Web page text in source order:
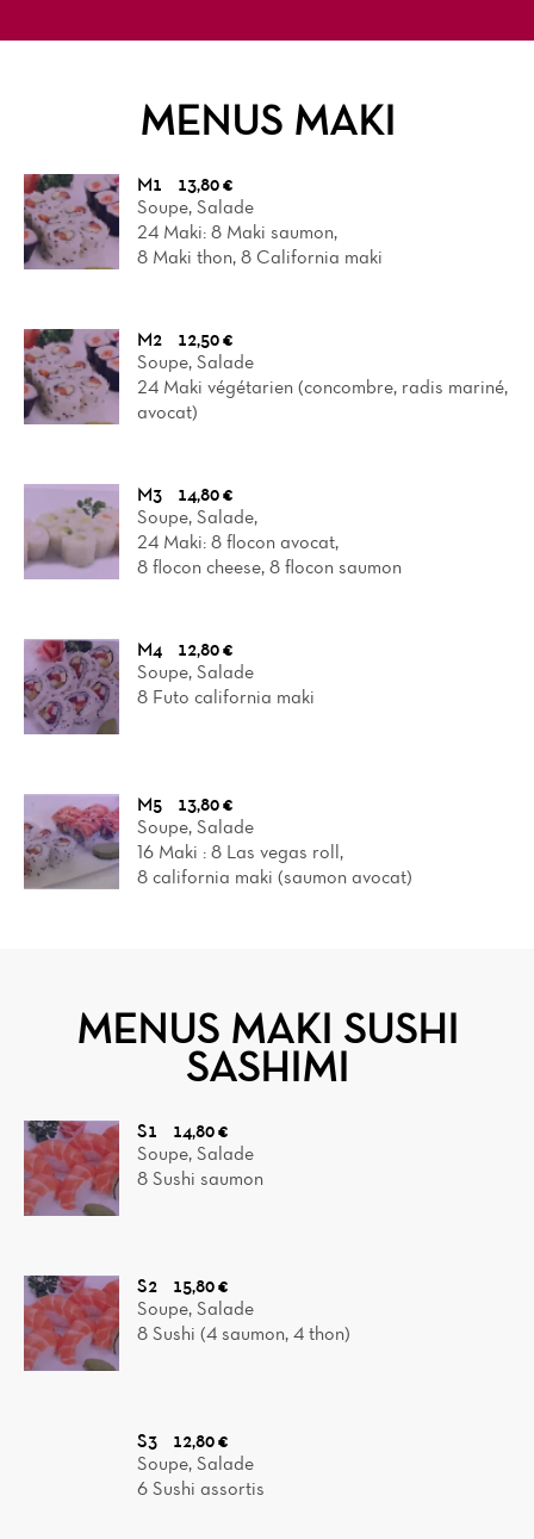
MENUS MAKI
M1
13,80 €
Soupe, Salade
24 Maki: 8 Maki saumon,
8 Maki thon, 8 California maki
M2
12,50 €
Soupe, Salade
24 Maki végétarien (concombre, radis mariné,
avocat)
M3
14,80 €
Soupe, Salade,
24 Maki: 8 flocon avocat,
8 flocon cheese, 8 flocon saumon
M4
12,80 €
Soupe, Salade
8 Futo california maki
M5
13,80 €
Soupe, Salade
16 Maki : 8 Las vegas roll,
8 california maki (saumon avocat)
MENUS MAKI SUSHI
SASHIMI
S1
14,80 €
Soupe, Salade
8 Sushi saumon
S2
15,80 €
Soupe, Salade
8 Sushi (4 saumon, 4 thon)
S3
12,80 €
Soupe, Salade
6 Sushi assortis